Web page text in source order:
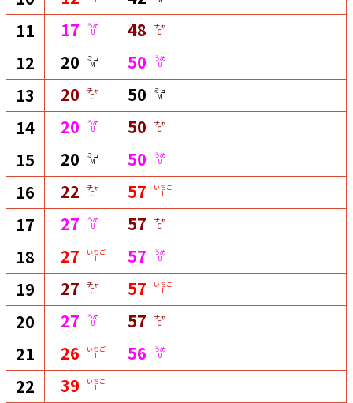
11 17 うめ
U 48 チャ
C
12 20 ミュ
M 50 うめ
U
13 20 チャ
C 50 ミュ
M
14 20 うめ
U 50 チャ
C
15 20 ミュ
M 50 うめ
U
16 22 チャ
C 57 いちご
I
17 27 うめ
U 57 チャ
C
18 27 いちご
I 57 うめ
U
19 27 チャ
C 57 いちご
I
20 27 うめ
U 57 チャ
C
21 26 いちご
I 56 うめ
U
22 39 いちご
I